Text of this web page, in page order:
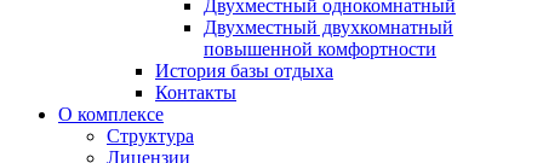
Двухместный однокомнатный
Двухместный двухкомнатный
повышенной комфортности
История базы отдыха
Контакты
О комплексе
Структура
Лицензии